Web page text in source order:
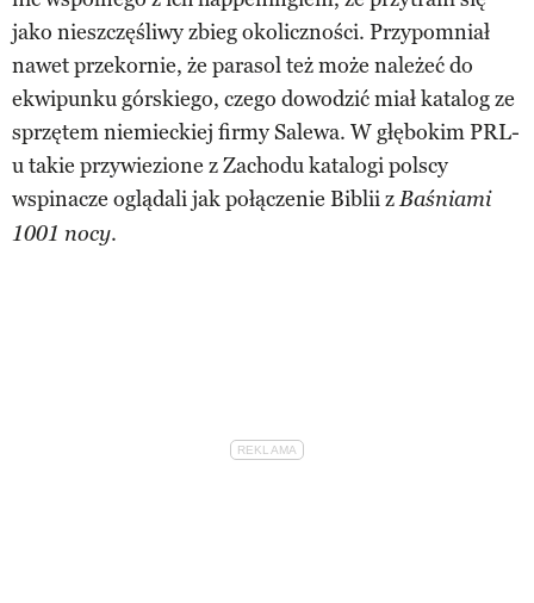
jako nieszczęśliwy zbieg okoliczności. Przypomniał
nawet przekornie, że parasol też może należeć do
ekwipunku górskiego, czego dowodzić miał katalog ze
sprzętem niemieckiej firmy Salewa. W głębokim PRL-
u takie przywiezione z Zachodu katalogi polscy
wspinacze oglądali jak połączenie Biblii zBaśniami
1001 nocy.